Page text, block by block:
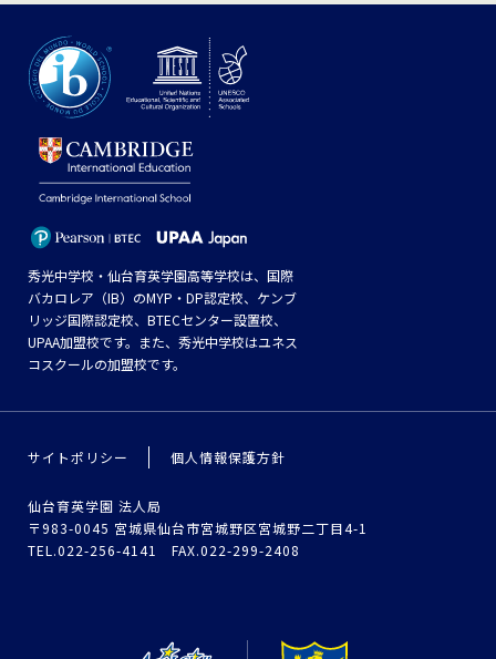
秀光中学校・仙台育英学園高等学校は、国際
バカロレア（IB）のMYP・DP認定校、ケンブ
リッジ国際認定校、BTECセンター設置校、
UPAA加盟校です。また、秀光中学校はユネス
コスクールの加盟校です。
サイトポリシー 個人情報保護方針
仙台育英学園 法人局
〒983-0045 宮城県仙台市宮城野区宮城野二丁目4-1
TEL.022-256-4141 FAX.022-299-2408